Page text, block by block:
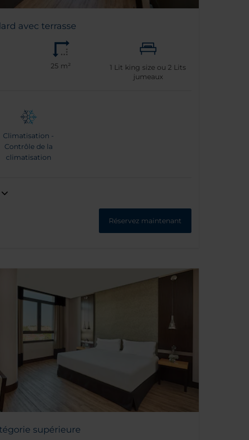
avec terrasse
25 m² 1 Lit king size ou2 Lits
jumeaux
Climatisation -
Contrôle de la
climatisation
Réservez maintenant
supérieure